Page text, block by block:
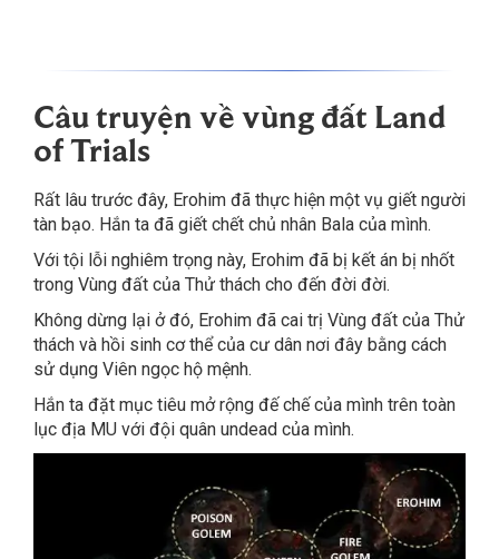
Câu truyện về vùng đất Land
of Trials
Rất lâu trước đây, Erohim đã thực hiện một vụ giết người
tàn bạo. Hắn ta đã giết chết chủ nhân Bala của mình.
Với tội lỗi nghiêm trọng này, Erohim đã bị kết án bị nhốt
trong Vùng đất của Thử thách cho đến đời đời.
Không dừng lại ở đó, Erohim đã cai trị Vùng đất của Thử
thách và hồi sinh cơ thể của cư dân nơi đây bằng cách
sử dụng Viên ngọc hộ mệnh.
Hắn ta đặt mục tiêu mở rộng đế chế của mình trên toàn
lục địa MU với đội quân undead của mình.